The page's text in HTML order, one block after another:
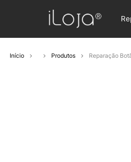
Início Produtos Reparação